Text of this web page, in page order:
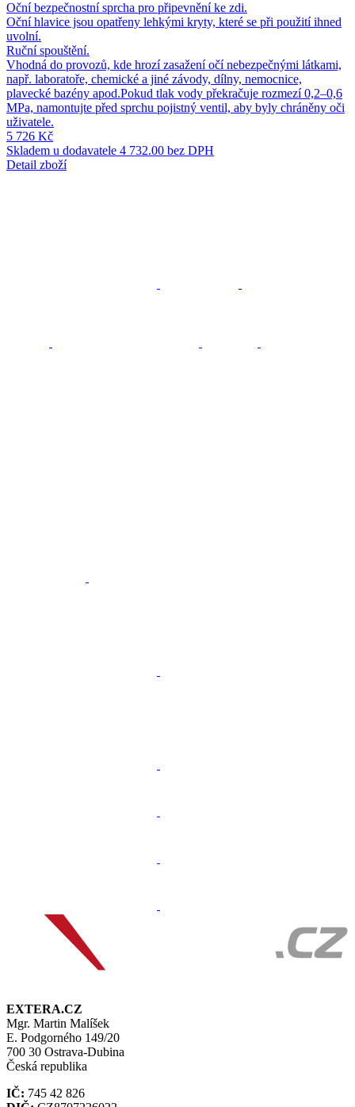
Oční bezpečnostní sprcha pro připevnění ke zdi.
Oční hlavice jsou opatřeny lehkými kryty, které se při použití ihned
uvolní.
Ruční spouštění.
Vhodná do provozů, kde hrozí zasažení očí nebezpečnými látkami,
např. laboratoře, chemické a jiné závody, dílny, nemocnice,
plavecké bazény apod.Pokud tlak vody překračuje rozmezí 0,2–0,6
MPa, namontujte před sprchu pojistný ventil, aby byly chráněny oči
uživatele.
5 726 Kč
Skladem u dodavatele 4 732.00 bez DPH
Detail zboží
EXTERA.CZ
Mgr. Martin Malíšek
E. Podgorného 149/20
700 30 Ostrava-Dubina
Česká republika
IČ: 745 42 826